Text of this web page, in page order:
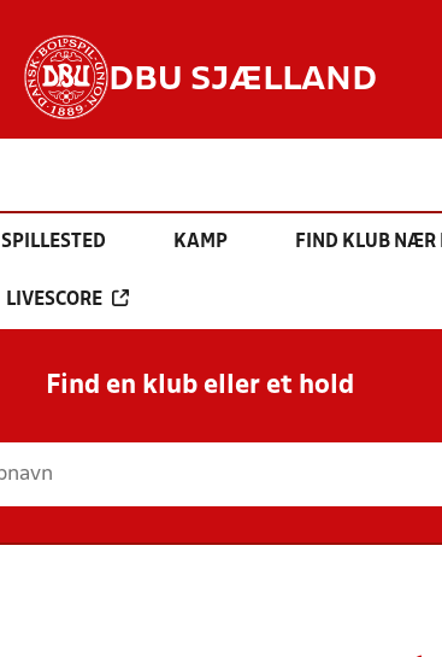
DBU SJÆLLAND
SPILLESTED KAMP FIND KLUB NÆR
LIVESCORE
Find en klub eller et hold